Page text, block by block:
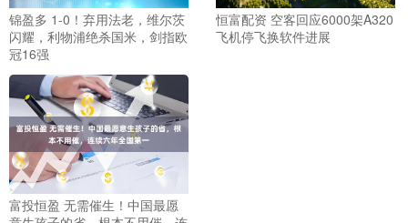
锦盈多 1-0！弃用法老，维尔茨
闪耀，利物浦绝杀国米，剑指欧
冠16强
恒富配资 空客回应6000架A320
飞机停飞换软件进展
富投恒盈 无需催生！中国最愿